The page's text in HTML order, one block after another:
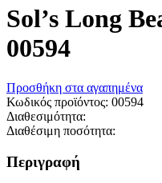
Sol’s Long
00594
Προσθήκη στα αγαπημένα
Κωδικός προϊόντος: 00594
Διαθεσιμότητα:
Διαθέσιμη ποσότητα:
Περιγραφή